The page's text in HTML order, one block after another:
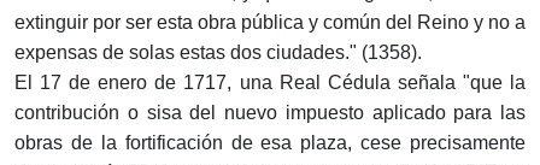
extinguir por ser esta obra pública y común del Reino y no a
expensas de solas estas dos ciudades." (1358).
El 17 de enero de 1717, una Real Cédula señala "que la
contribución o sisa del nuevo impuesto aplicado para las
obras de la fortificación de esa plaza, cese precisamente